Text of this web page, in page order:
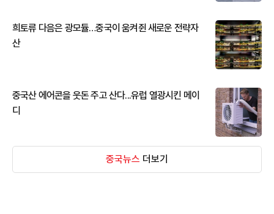
희토류 다음은 광모듈…중국이 움켜쥔 새로운 전략자
산
중국산 에어콘을 웃돈 주고 산다...유럽 열광시킨 메이
디
중국뉴스 더보기